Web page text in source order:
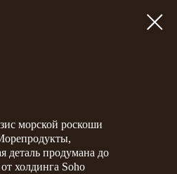
морской роскоши
деталь продумана до
холдинга Soho